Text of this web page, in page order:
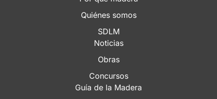
Quiénes somos
SDLM
Noticias
Obras
Concursos
Guía de la Madera